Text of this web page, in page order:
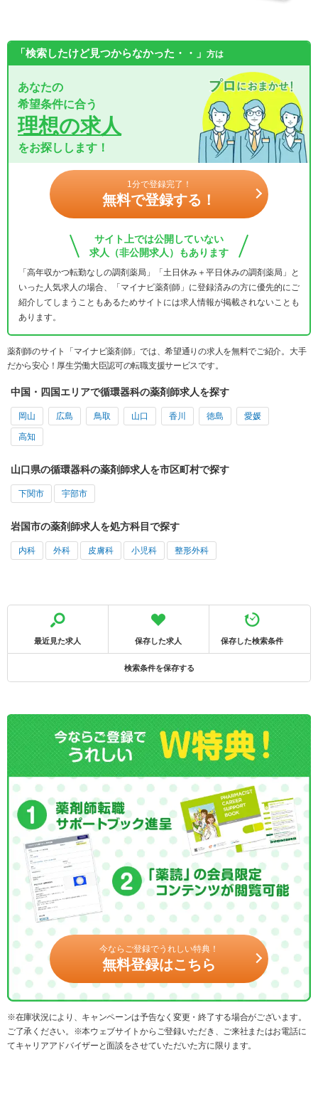
「検索したけど見つからなかった・・」 方は
あなたの
希望条件に合う
理想の求人
をお探しします！
1分で登録完了！
無料で登録する！
サイト上では公開していない
求人（非公開求人）もあります
「高年収かつ転勤なしの調剤薬局」「土日休み＋平日休みの調剤薬局」と
いった人気求人の場合、「マイナビ薬剤師」に登録済みの方に優先的にご
紹介してしまうこともあるためサイトには求人情報が掲載されないことも
あります。
薬剤師のサイト「マイナビ薬剤師」では、希望通りの求人を無料でご紹介。大手
だから安心！厚生労働大臣認可の転職支援サービスです。
中国・四国エリアで循環器科の薬剤師求人を探す
岡山 広島 鳥取 山口 香川 徳島 愛媛
高知
山口県の循環器科の薬剤師求人を市区町村で探す
下関市 宇部市
岩国市の薬剤師求人を処方科目で探す
内科 外科 皮膚科 小児科 整形外科
最近見た求人 保存した求人 保存した検索条件
検索条件を保存する
今ならご登録でうれしい特典！
無料登録はこちら
※在庫状況により、キャンペーンは予告なく変更・終了する場合がございます。
ご了承ください。※本ウェブサイトからご登録いただき、ご来社またはお電話に
てキャリアアドバイザーと面談をさせていただいた方に限ります。